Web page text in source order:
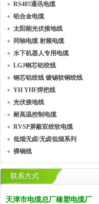
RS485通讯电缆
铝合金电缆
太阳能光伏接地线
同轴电缆 射频电缆
水下机器人专用电缆
LGJ钢芯铝绞线
钢芯铝绞线 镀锡软铜绞线
YH YHF焊把线
光伏接地线
耐高温控制电缆
RVSP屏蔽双绞软电缆
低烟无卤/无卤低烟系列
裸铜线
联系方式
天津市电缆总厂橡塑电缆厂